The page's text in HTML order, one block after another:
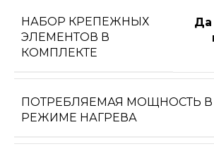
НАБОР КРЕПЕЖНЫХ
ЭЛЕМЕНТОВ В
КОМПЛЕКТЕ
Да
ПОТРЕБЛЯЕМАЯ МОЩНОСТЬ В
РЕЖИМЕ НАГРЕВА